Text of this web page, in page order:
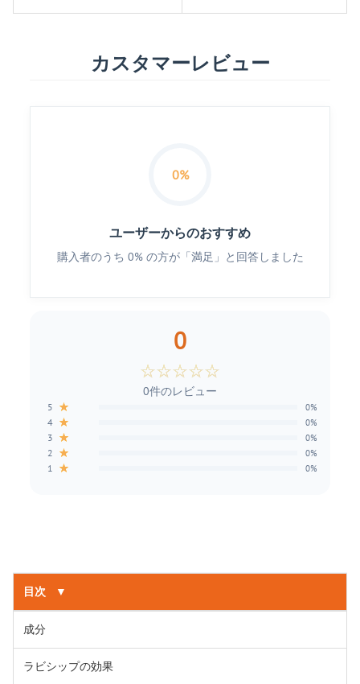
カスタマーレビュー
0%
ユーザーからのおすすめ
購入者のうち 0% の方が「満足」と回答しました
0
☆☆☆☆☆
0件のレビュー
5 ★ 0%
4 ★ 0%
3 ★ 0%
2 ★ 0%
1 ★ 0%
目次 ▼
成分
ラビシップの効果